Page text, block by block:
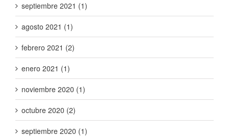
septiembre 2021 (1)
agosto 2021 (1)
febrero 2021 (2)
enero 2021 (1)
noviembre 2020 (1)
octubre 2020 (2)
septiembre 2020 (1)